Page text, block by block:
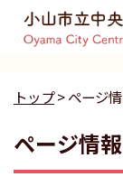
トップ> ページ
ページ情報